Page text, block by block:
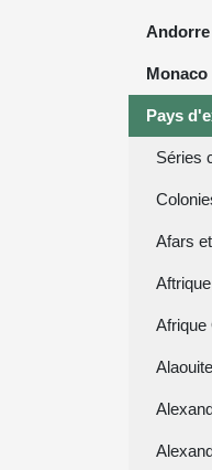
Andorre
Monaco
Pays
Séries
Afars
Afrique